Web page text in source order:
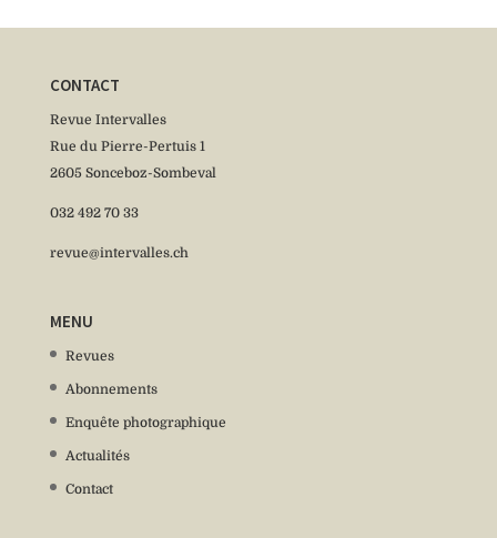
CONTACT
Revue Intervalles
Rue du Pierre-Pertuis 1
2605 Sonceboz-Sombeval
032 492 70 33
revue@intervalles.ch
MENU
Revues
Abonnements
Enquête photographique
Actualités
Contact